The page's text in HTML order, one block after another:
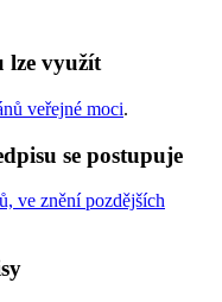
lze využít
veřejné moci.
se postupuje
ve znění pozdějších